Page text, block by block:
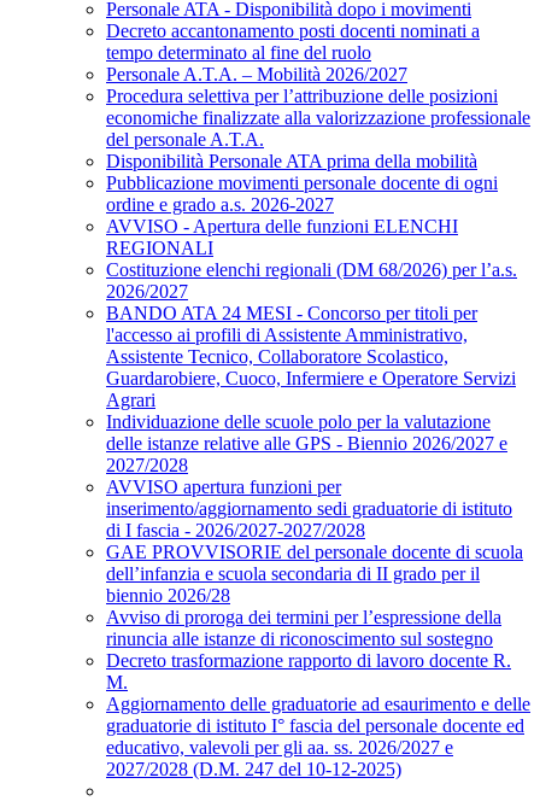
Personale ATA - Disponibilità dopo i movimenti
Decreto accantonamento posti docenti nominati a
tempo determinato al fine del ruolo
Personale A.T.A. – Mobilità 2026/2027
Procedura selettiva per l’attribuzione delle posizioni
economiche finalizzate alla valorizzazione professionale
del personale A.T.A.
Disponibilità Personale ATA prima della mobilità
Pubblicazione movimenti personale docente di ogni
ordine e grado a.s. 2026-2027
AVVISO - Apertura delle funzioni ELENCHI
REGIONALI
Costituzione elenchi regionali (DM 68/2026) per l’a.s.
2026/2027
BANDO ATA 24 MESI - Concorso per titoli per
l'accesso ai profili di Assistente Amministrativo,
Assistente Tecnico, Collaboratore Scolastico,
Guardarobiere, Cuoco, Infermiere e Operatore Servizi
Agrari
Individuazione delle scuole polo per la valutazione
delle istanze relative alle GPS - Biennio 2026/2027 e
2027/2028
AVVISO apertura funzioni per
inserimento/aggiornamento sedi graduatorie di istituto
di I fascia - 2026/2027-2027/2028
GAE PROVVISORIE del personale docente di scuola
dell’infanzia e scuola secondaria di II grado per il
biennio 2026/28
Avviso di proroga dei termini per l’espressione della
rinuncia alle istanze di riconoscimento sul sostegno
Decreto trasformazione rapporto di lavoro docente R.
M.
Aggiornamento delle graduatorie ad esaurimento e delle
graduatorie di istituto I° fascia del personale docente ed
educativo, valevoli per gli aa. ss. 2026/2027 e
2027/2028 (D.M. 247 del 10-12-2025)